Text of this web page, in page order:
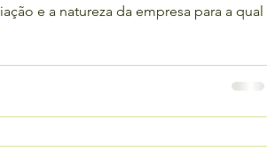
e a natureza da empresa para a qual